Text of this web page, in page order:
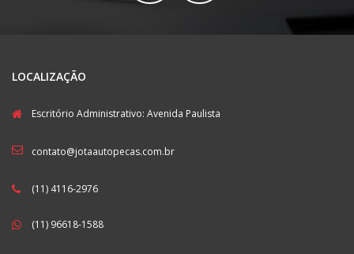
LOCALIZAÇÃO
Escritório Administrativo: Avenida Paulista
contato@jotaautopecas.com.br
(11) 4116-2976
(11) 96618-1588